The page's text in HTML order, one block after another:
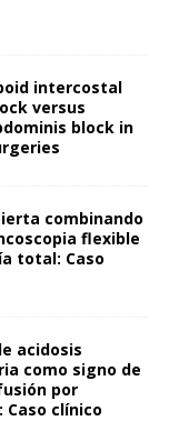
intercostal
versus
block in
combinando
flexible
total: Caso
acidosis
como signo de
por
clínico